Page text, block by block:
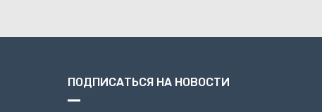
ПОДПИСАТЬСЯ НА НОВОСТИ